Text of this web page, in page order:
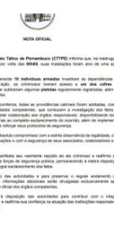
alteração
junho. No
a
alta